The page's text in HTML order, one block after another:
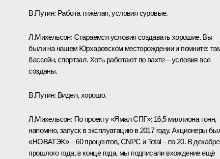
В.Путин: Работа тяжёлая, условия суровые.
Л.Михельсон: Стараемся условия создавать хорошие. Вы
были на нашем Юрхаровском месторождении и помните:
бассейн, спортзал. Хоть работают по вахте – условия все
созданы.
В.Путин: Видел, хорошо.
Л.Михельсон: По проекту «Ямал СПГ»: 16,5 миллиона тонн,
напомню, запуск в эксплуатацию в 2017 году. Акционеры
«НОВАТЭК» – 60 процентов, CNPC и Total – по 20. В декабре
прошлого года, в конце года, мы подписали вхождение ещё